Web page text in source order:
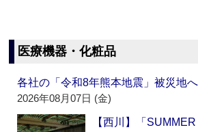
医療機器・化粧品
各社の「令和8年熊本地震」被災地
2026年08月07日 (金)
【西川】「